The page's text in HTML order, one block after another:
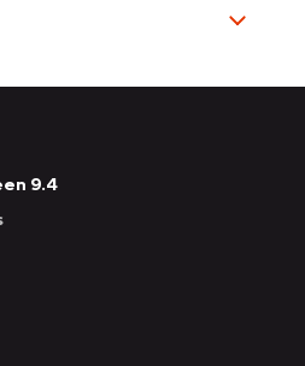
9.4